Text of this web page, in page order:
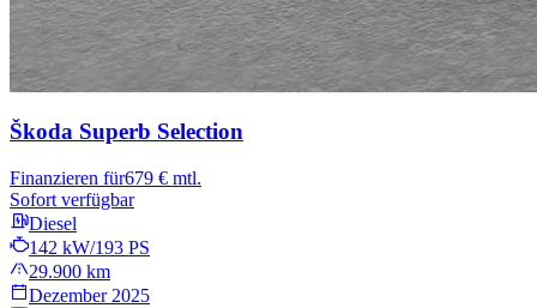
Škoda Superb Selection
Finanzieren für679 € mtl.
Sofort verfügbar
Diesel
142 kW/193 PS
29.900 km
Dezember 2025